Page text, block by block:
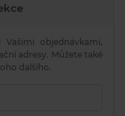
objednávkami,
adresy. Můžete také
dalšího.